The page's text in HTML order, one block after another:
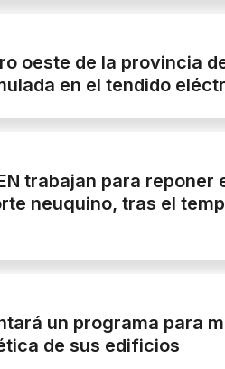
oeste de la provincia
en el tendido
trabajan para reponer
neuquino, tras el
un programa para
de sus edificios